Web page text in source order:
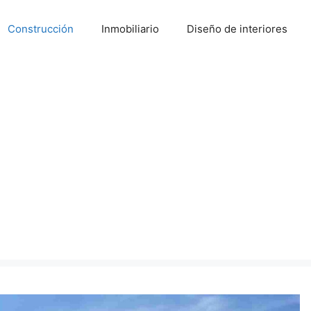
Construcción Inmobiliario Diseño de interiores